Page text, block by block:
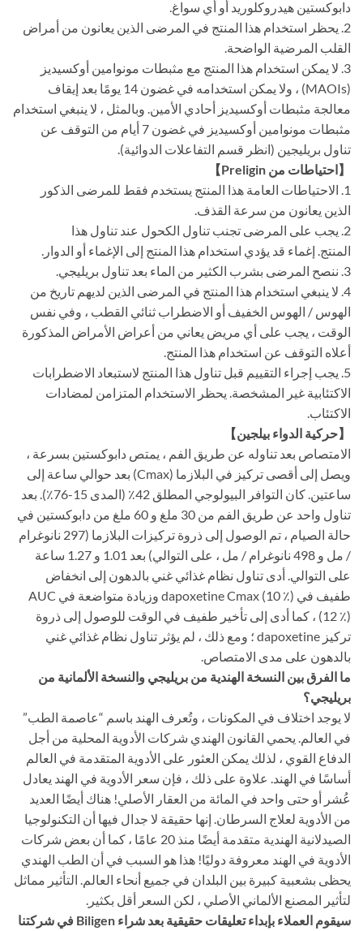
دابوكستين هيدروكلوريد أو أي سواغ.
2. يحظر استخدام هذا المنتج في المرضى الذين يعانون من أمراض
القلب المرضية الواضحة.
3. لا يمكن استخدام هذا المنتج مع مثبطات مونوامين أوكسيديز
(MAOIs) ، ولا يمكن استخدامه في غضون 14 يومًا بعد إيقاف
معالجة مثبطات أوكسيديز أحادي الأمين. وبالمثل ، لا ينبغي استخدام
مثبطات مونوامين أوكسيديز في غضون 7 أيام من التوقف عن
تناول بريليجين (انظر قسم التفاعلات الدوائية).
【احتياطات من Preligin】
1. الاحتياطات العامة هذا المنتج يستخدم فقط للمرضى الذكور
الذين يعانون من سرعة القذف.
2. يجب على المرضى تجنب تناول الكحول عند تناول هذا
المنتج. إغماء قد يؤدي استخدام هذا المنتج إلى الإغماء أو الدوار.
3. ننصح المرضى بشرب الكثير من الماء بعد تناول بريليجي.
4. لا ينبغي استخدام هذا المنتج في المرضى الذين لديهم تاريخ من
الهوس / الهوس الخفيف أو الاضطراب ثنائي القطب ، وفي نفس
الوقت ، يجب على أي مريض يعاني من أعراض الأمراض المذكورة
أعلاه التوقف عن استخدام هذا المنتج.
5. يجب إجراء التقييم قبل تناول هذا المنتج لاستبعاد الاضطرابات
الاكتئابية غير المشخصة. يحظر الاستخدام المتزامن لمضادات
الاكتئاب.
【حركية الدواء بيلجين】
الامتصاص بعد تناوله عن طريق الفم ، يمتص دابوكستين بسرعة ،
ويصل إلى أقصى تركيز في البلازما (Cmax) بعد حوالي ساعة إلى
ساعتين. كان التوافر البيولوجي المطلق 42٪ (المدى 15-76٪). بعد
تناول واحد عن طريق الفم من 30 ملغ و 60 ملغ من دابوكستين في
حالة الصيام ، تم الوصول إلى ذروة تركيزات البلازما (297 نانوغرام
/ مل و 498 نانوغرام / مل ، على التوالي) بعد 1.01 و 1.27 ساعة
على التوالي. أدى تناول نظام غذائي غني بالدهون إلى انخفاض
طفيف في dapoxetine Cmax (10 ٪) وزيادة متواضعة في AUC
(12 ٪) ، كما أدى إلى تأخير طفيف في الوقت للوصول إلى ذروة
تركيز dapoxetine ؛ ومع ذلك ، لم يؤثر تناول نظام غذائي غني
بالدهون على مدى الامتصاص.
ما الفرق بين النسخة الهندية من بريليجي والنسخة الألمانية من
بريليجي؟
لا يوجد اختلاف في المكونات ، وتُعرف الهند باسم “عاصمة الطب”
في العالم. يحمي القانون الهندي شركات الأدوية المحلية من أجل
الدفاع القوي ، لذلك يمكن العثور على الأدوية المتقدمة في العالم
أساسًا في الهند. علاوة على ذلك ، فإن سعر الأدوية في الهند يعادل
عُشر أو حتى واحد في المائة من العقار الأصلي! هناك أيضًا العديد
من الأدوية لعلاج السرطان. إنها حقيقة لا جدال فيها أن التكنولوجيا
الصيدلانية الهندية متقدمة أيضًا منذ 20 عامًا ، كما أن بعض شركات
الأدوية في الهند معروفة دوليًا! هذا هو السبب في أن الطب الهندي
يحظى بشعبية كبيرة بين البلدان في جميع أنحاء العالم. التأثير مماثل
لتأثير المصنع الألماني الأصلي ، لكن السعر أقل بكثير.
سيقوم العملاء بإبداء تعليقات حقيقية بعد شراء Biligen في شركتنا